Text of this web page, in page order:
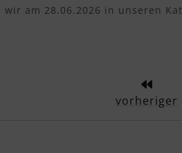
am 28.06.2026 in unseren
vorheriger